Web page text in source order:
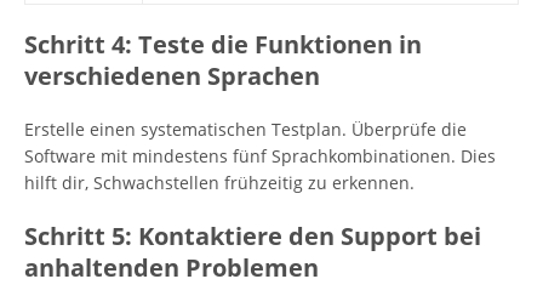
Schritt 4: Teste die Funktionen in
verschiedenen Sprachen
Erstelle einen systematischen Testplan. Überprüfe die
Software mit mindestens fünf Sprachkombinationen. Dies
hilft dir, Schwachstellen frühzeitig zu erkennen.
Schritt 5: Kontaktiere den Support bei
anhaltenden Problemen